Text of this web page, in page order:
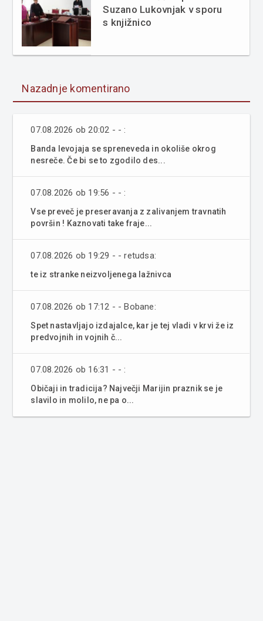
Suzano Lukovnjak v sporu
s knjižnico
Nazadnje komentirano
07.08.2026 ob 20:02 - - :
Banda levojaja se spreneveda in okoliše okrog
nesreče. Če bi se to zgodilo des...
07.08.2026 ob 19:56 - - :
Vse preveč je preseravanja z zalivanjem travnatih
površin ! Kaznovati take fraje...
07.08.2026 ob 19:29 - - retudsa:
te iz stranke neizvoljenega lažnivca
07.08.2026 ob 17:12 - - Bobane:
Spet nastavljajo izdajalce, kar je tej vladi v krvi že iz
predvojnih in vojnih č...
07.08.2026 ob 16:31 - - :
Običaji in tradicija? Največji Marijin praznik se je
slavilo in molilo, ne pa o...